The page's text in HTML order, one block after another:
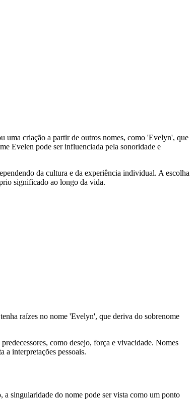
uma criação a partir de outros nomes, como 'Evelyn', que
Evelen pode ser influenciada pela sonoridade e
da cultura e da experiência individual. A escolha
significado ao longo da vida.
raízes no nome 'Evelyn', que deriva do sobrenome
como desejo, força e vivacidade. Nomes
a interpretações pessoais.
a singularidade do nome pode ser vista como um ponto